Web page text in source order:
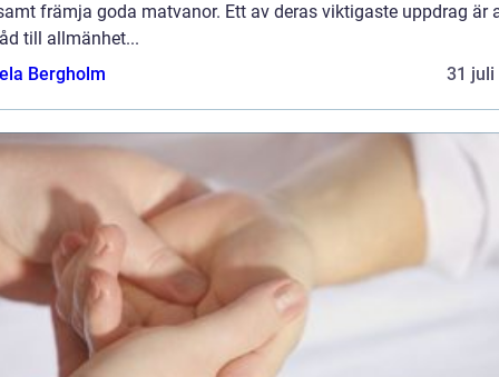
främja goda matvanor. Ett av deras viktigaste uppdrag är
till allmänhet...
Bergholm
31 juli